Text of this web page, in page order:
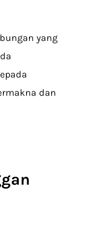
yang
dan